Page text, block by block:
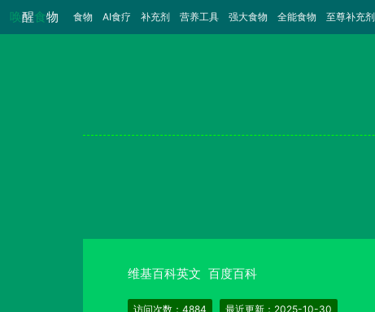
唤醒食物 食物 （当前）
AI食疗 补充剂 营养工具 强大食物 全能食物 至尊补充剂
维基百科英文 百度百科
访问次数：4884 最近更新：2025-10-30